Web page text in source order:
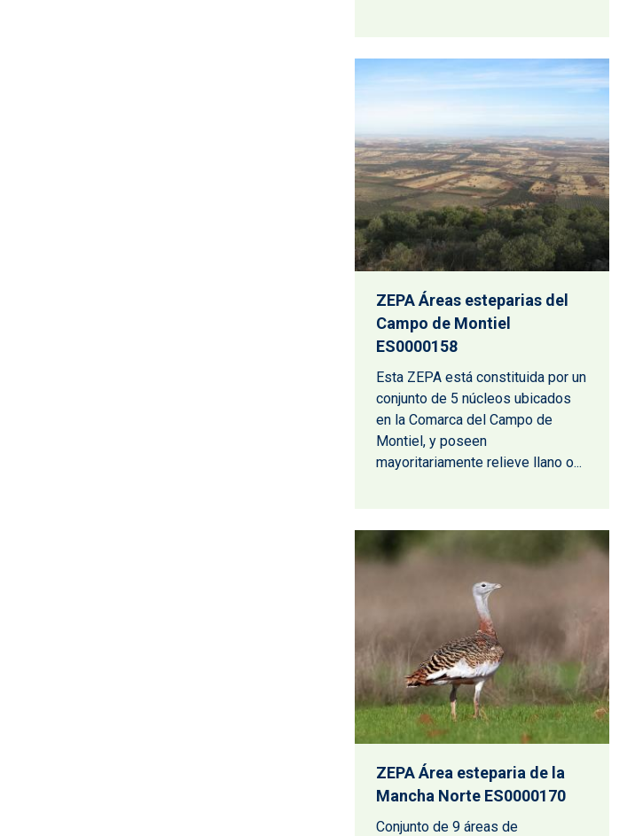
ZEPA Áreas esteparias del
Campo de Montiel
ES0000158
Esta ZEPA está constituida por un
conjunto de 5 núcleos ubicados
en la Comarca del Campo de
Montiel, y poseen
mayoritariamente relieve llano o...
ZEPA Área esteparia de la
Mancha Norte ES0000170
Conjunto de 9 áreas de